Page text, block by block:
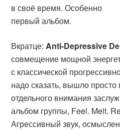
в своё время. Особенно
первый альбом.
Вкратце:Anti-Depressive
совмещение мощной
с классической
надо сказать, вышло
отдельного внимания
альбом группы, Feel. Melt.
Агрессивный звук,